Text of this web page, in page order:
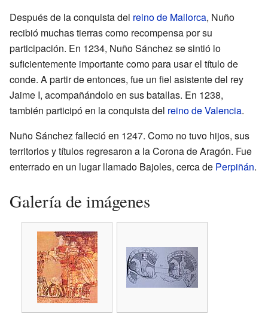
Después de la conquista del reino de Mallorca, Nuño
recibió muchas tierras como recompensa por su
participación. En 1234, Nuño Sánchez se sintió lo
suficientemente importante como para usar el título de
conde. A partir de entonces, fue un fiel asistente del rey
Jaime I, acompañándolo en sus batallas. En 1238,
también participó en la conquista del reino de Valencia.
Nuño Sánchez falleció en 1247. Como no tuvo hijos, sus
territorios y títulos regresaron a la Corona de Aragón. Fue
enterrado en un lugar llamado Bajoles, cerca de Perpiñán.
Galería de imágenes